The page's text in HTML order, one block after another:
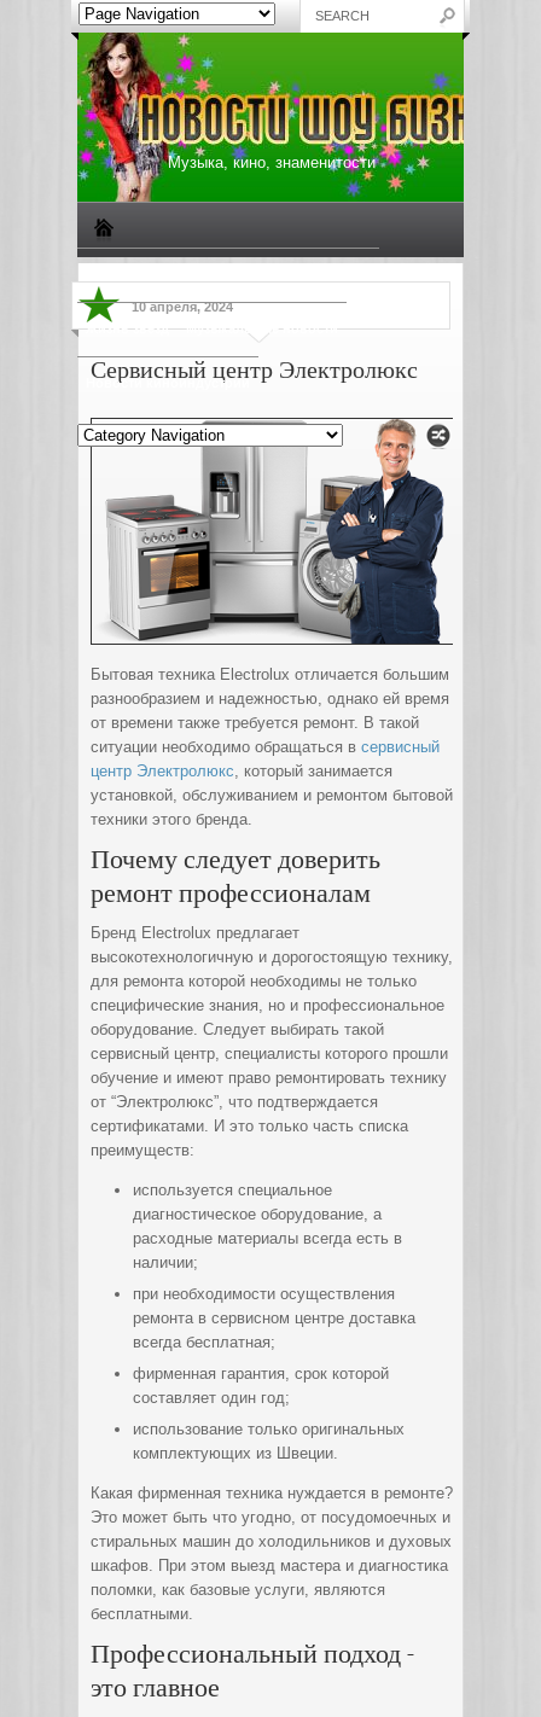
Музыка, кино, знаменитости
Жизнь звезд Музыкальные новости
Новости киноиндустрии
10 апреля, 2024
Сервисный центр Электролюкс
Бытовая техника Electrolux отличается большим
разнообразием и надежностью, однако ей время
от времени также требуется ремонт. В такой
ситуации необходимо обращаться в сервисный
центр Электролюкс, который занимается
установкой, обслуживанием и ремонтом бытовой
техники этого бренда.
Почему следует доверить
ремонт профессионалам
Бренд Electrolux предлагает
высокотехнологичную и дорогостоящую технику,
для ремонта которой необходимы не только
специфические знания, но и профессиональное
оборудование. Следует выбирать такой
сервисный центр, специалисты которого прошли
обучение и имеют право ремонтировать технику
от “Электролюкс”, что подтверждается
сертификатами. И это только часть списка
преимуществ:
используется специальное
диагностическое оборудование, а
расходные материалы всегда есть в
наличии;
при необходимости осуществления
ремонта в сервисном центре доставка
всегда бесплатная;
фирменная гарантия, срок которой
составляет один год;
использование только оригинальных
комплектующих из Швеции.
Какая фирменная техника нуждается в ремонте?
Это может быть что угодно, от посудомоечных и
стиральных машин до холодильников и духовых
шкафов. При этом выезд мастера и диагностика
поломки, как базовые услуги, являются
бесплатными.
Профессиональный подход -
это главное